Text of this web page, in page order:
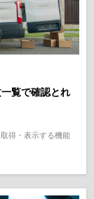
覧で確認とれ
得・表示する機能